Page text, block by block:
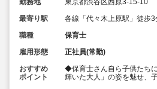
勤務地
東京都渋谷区西原3-15-10
最寄り駅
各線「代々木上原駅」徒歩3
職種
保育士
雇用形態
正社員(常勤)
おすすめ
ポイント
◆保育士さん自ら子供たち
輝いた大人」の姿を魅せ、